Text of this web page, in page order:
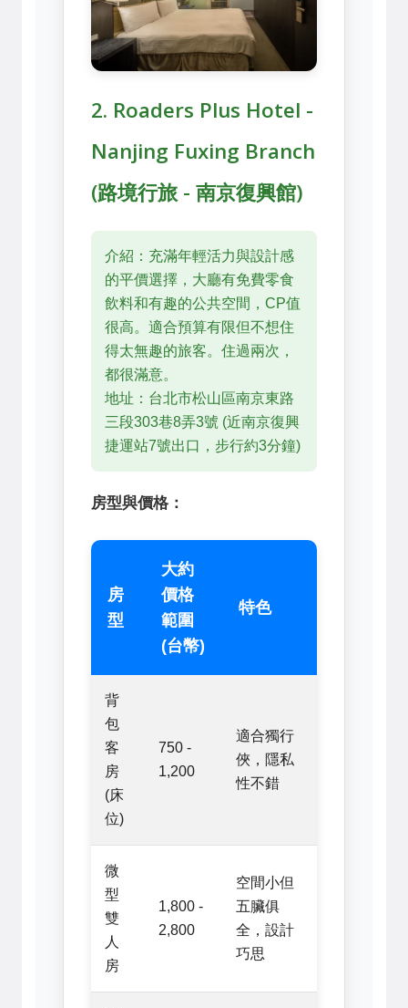
2. Roaders Plus Hotel -
Nanjing Fuxing Branch
(路境行旅 - 南京復興館)
介紹：充滿年輕活力與設計感
的平價選擇，大廳有免費零食
飲料和有趣的公共空間，CP值
很高。適合預算有限但不想住
得太無趣的旅客。住過兩次，
都很滿意。
地址：台北市松山區南京東路
三段303巷8弄3號 (近南京復興
捷運站7號出口，步行約3分鐘)
房型與價格：
房
型
大約
價格
範圍
(台幣)
特色
背
包
客
房
(床
位)
750 -
1,200
適合獨行
俠，隱私
性不錯
微
型
雙
人
房
1,800 -
2,800
空間小但
五臟俱
全，設計
巧思